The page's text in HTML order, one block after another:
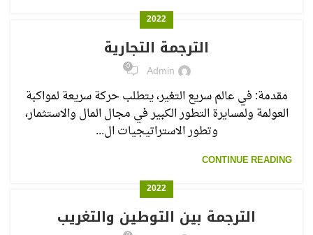
2022
الترجمة التجارية
Admin
0
مقدمة: في عالم سريع التغير، يتطلب حركة سريعة لمواكبة
العولمة ولمسايرة التطور الكبير في مجال المال والاستثمار،
وتطور الاستراتيجيات ال...
CONTINUE READING
2022
الترجمة بين التوطين والتغريب